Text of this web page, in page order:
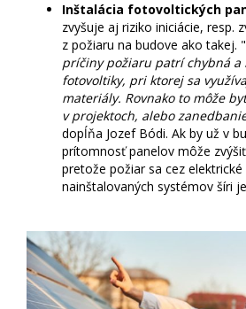
Inštalácia fotovoltických
zvyšuje aj riziko iniciácie, resp.
z požiaru na budove ako takej. "
príčiny požiaru patrí chybná a
fotovoltiky, pri ktorej sa
materiály. Rovnako to môže
v projektoch, alebo
dopĺňa Jozef Bódi. Ak by už v
prítomnosť panelov môže
pretože požiar sa cez
nainštalovaných systémov šíri